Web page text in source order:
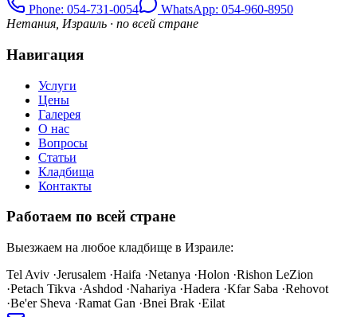
Phone: 054-731-0054
WhatsApp: 054-960-8950
Нетания, Израиль · по всей стране
Навигация
Услуги
Цены
Галерея
О нас
Вопросы
Статьи
Кладбища
Контакты
Работаем по всей стране
Выезжаем на любое кладбище в Израиле:
Tel Aviv ·Jerusalem ·Haifa ·Netanya ·Holon ·Rishon LeZion
·Petach Tikva ·Ashdod ·Nahariya ·Hadera ·Kfar Saba ·Rehovot
·Be'er Sheva ·Ramat Gan ·Bnei Brak ·Eilat